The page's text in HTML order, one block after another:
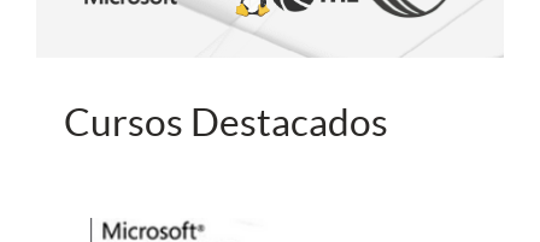
Cursos Destacados